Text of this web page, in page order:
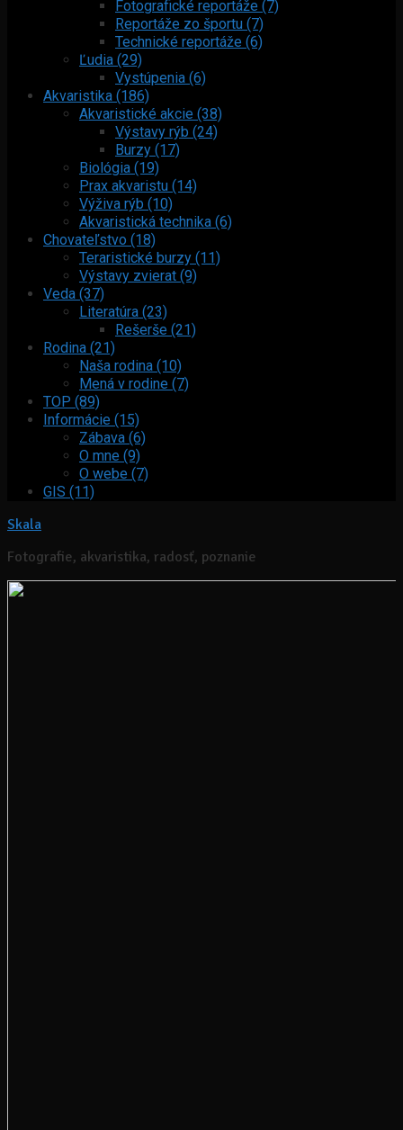
Fotografické reportáže (7)
Reportáže zo športu (7)
Technické reportáže (6)
Ľudia (29)
Vystúpenia (6)
Akvaristika (186)
Akvaristické akcie (38)
Výstavy rýb (24)
Burzy (17)
Biológia (19)
Prax akvaristu (14)
Výživa rýb (10)
Akvaristická technika (6)
Chovateľstvo (18)
Teraristické burzy (11)
Výstavy zvierat (9)
Veda (37)
Literatúra (23)
Rešerše (21)
Rodina (21)
Naša rodina (10)
Mená v rodine (7)
TOP (89)
Informácie (15)
Zábava (6)
O mne (9)
O webe (7)
GIS (11)
Skala
Fotografie, akvaristika, radosť, poznanie